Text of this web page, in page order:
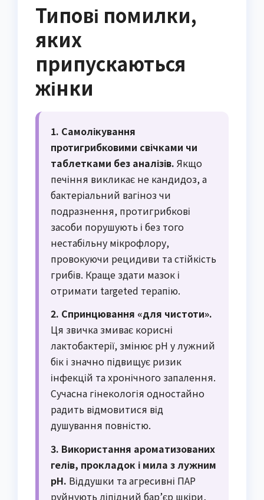
Типові помилки,
яких
припускаються
жінки
1. Самолікування
протигрибковими свічками чи
таблетками без аналізів. Якщо
печіння викликає не кандидоз, а
бактеріальний вагіноз чи
подразнення, протигрибкові
засоби порушують і без того
нестабільну мікрофлору,
провокуючи рецидиви та стійкість
грибів. Краще здати мазок і
отримати targeted терапію.
2. Спринцювання «для чистоти».
Ця звичка змиває корисні
лактобактерії, змінює pH у лужний
бік і значно підвищує ризик
інфекцій та хронічного запалення.
Сучасна гінекологія одностайно
радить відмовитися від
душування повністю.
3. Використання ароматизованих
гелів, прокладок і мила з лужним
pH. Віддушки та агресивні ПАР
руйнують ліпідний бар’єр шкіри,